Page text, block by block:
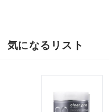
気になるリスト